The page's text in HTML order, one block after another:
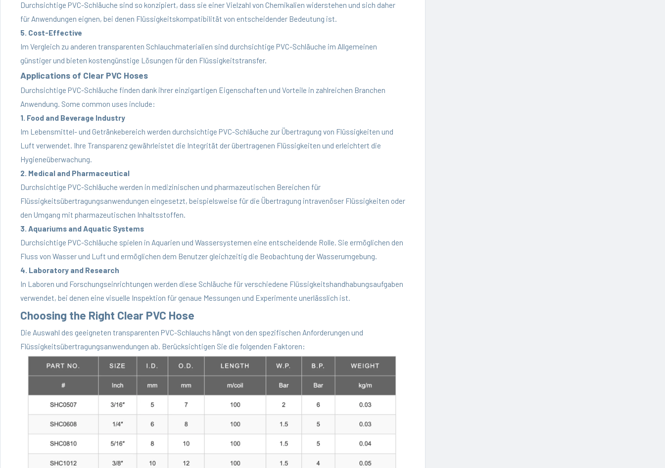
Durchsichtige PVC-Schläuche sind so konzipiert, dass sie einer Vielzahl von Chemikalien widerstehen und sich daher
für Anwendungen eignen, bei denen Flüssigkeitskompatibilität von entscheidender Bedeutung ist.
5. Cost-Effective
Im Vergleich zu anderen transparenten Schlauchmaterialien sind durchsichtige PVC-Schläuche im Allgemeinen
günstiger und bieten kostengünstige Lösungen für den Flüssigkeitstransfer.
Applications of Clear PVC Hoses
Durchsichtige PVC-Schläuche finden dank ihrer einzigartigen Eigenschaften und Vorteile in zahlreichen Branchen
Anwendung. Some common uses include:
1. Food and Beverage Industry
Im Lebensmittel- und Getränkebereich werden durchsichtige PVC-Schläuche zur Übertragung von Flüssigkeiten und
Luft verwendet. Ihre Transparenz gewährleistet die Integrität der übertragenen Flüssigkeiten und erleichtert die
Hygieneüberwachung.
2. Medical and Pharmaceutical
Durchsichtige PVC-Schläuche werden in medizinischen und pharmazeutischen Bereichen für
Flüssigkeitsübertragungsanwendungen eingesetzt, beispielsweise für die Übertragung intravenöser Flüssigkeiten oder
den Umgang mit pharmazeutischen Inhaltsstoffen.
3. Aquariums and Aquatic Systems
Durchsichtige PVC-Schläuche spielen in Aquarien und Wassersystemen eine entscheidende Rolle. Sie ermöglichen den
Fluss von Wasser und Luft und ermöglichen dem Benutzer gleichzeitig die Beobachtung der Wasserumgebung.
4. Laboratory and Research
In Laboren und Forschungseinrichtungen werden diese Schläuche für verschiedene Flüssigkeitshandhabungsaufgaben
verwendet, bei denen eine visuelle Inspektion für genaue Messungen und Experimente unerlässlich ist.
Choosing the Right Clear PVC Hose
Die Auswahl des geeigneten transparenten PVC-Schlauchs hängt von den spezifischen Anforderungen und
Flüssigkeitsübertragungsanwendungen ab. Berücksichtigen Sie die folgenden Faktoren: